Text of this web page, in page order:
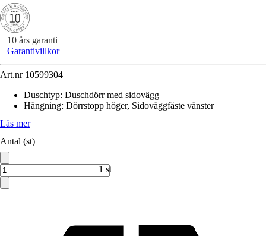
10 års garanti
Garantivillkor
Art.nr 10599304
Duschtyp: Duschdörr med sidovägg
Hängning: Dörrstopp höger, Sidoväggfäste vänster
Läs mer
Antal (st)
1 st